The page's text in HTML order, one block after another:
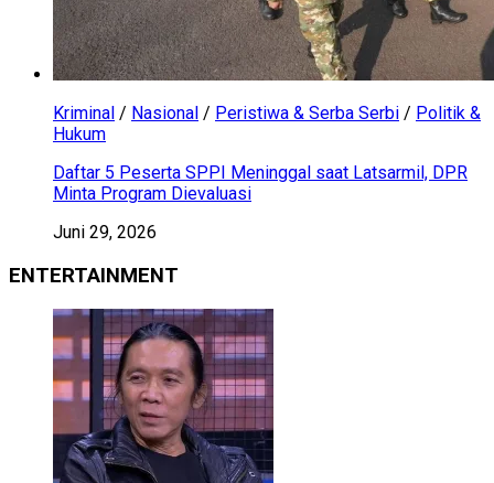
Kriminal / Nasional / Peristiwa & Serba Serbi / Politik &
Hukum
Daftar 5 Peserta SPPI Meninggal saat Latsarmil, DPR
Minta Program Dievaluasi
Juni 29, 2026
ENTERTAINMENT